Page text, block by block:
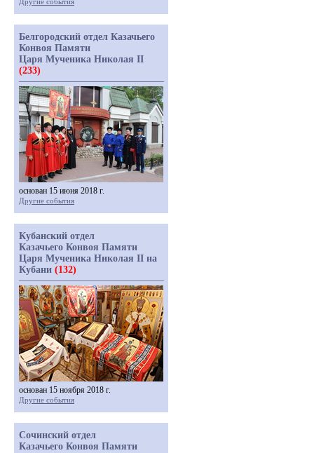
Белгородский отдел Казачьего
Конвоя Памяти
Царя Мученика Николая II
(233)
основан 15 июня 2018 г.
Другие события
Кубанский отдел
Казачьего Конвоя Памяти
Царя Мученика Николая II на
Кубани (132)
основан 15 ноября 2018 г.
Другие события
Сочинский отдел
Казачьего Конвоя Памяти